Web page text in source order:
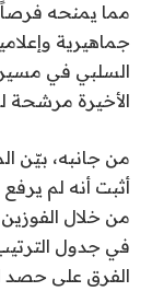
مما يمنحه
جماهيرية
السلبي في
الأخيرة مرشحة
من جانبه، بيّن
أثبت أنه لم
من خلال الفوزين
في جدول
الفرق على حصد